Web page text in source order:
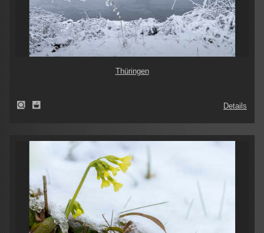
Thüringen
Details